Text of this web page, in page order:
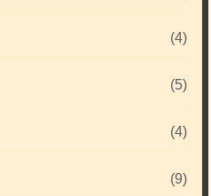
(4)
(5)
(4)
(9)